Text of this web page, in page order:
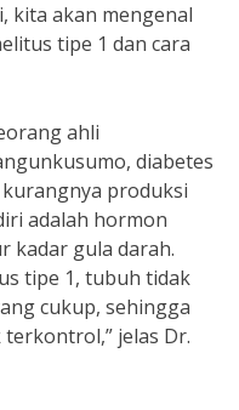
kita akan mengenal
tipe 1 dan cara
ahli
diabetes
produksi
adalah hormon
kadar gula darah.
tipe 1, tubuh tidak
cukup, sehingga
jelas Dr.